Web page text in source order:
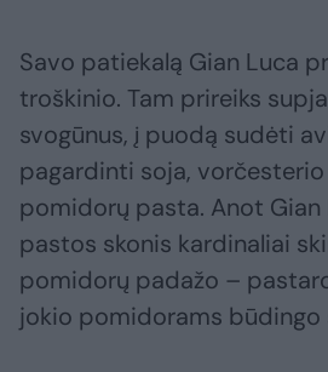
Savo patiekalą Gian Luca
troškinio. Tam prireiks
svogūnus, į puodą sudėti
pagardinti soja,
pomidorų pasta. Anot
pastos skonis kardinaliai
pomidorų padažo –
jokio pomidorams būdingo